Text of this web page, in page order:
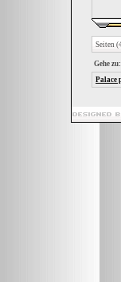
Seiten
Gehe zu:
Palace